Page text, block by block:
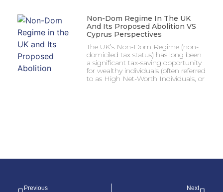
Non-Dom Regime In The UK
And Its Proposed Abolition VS
Cyprus Perspectives
The UK’s Non-Dom Regime (non-
domiciled tax status) has long been
a significant tax-saving opportunity
for wealthy individuals (often referred
to as High Net-Worth Individuals, or
Previous Next